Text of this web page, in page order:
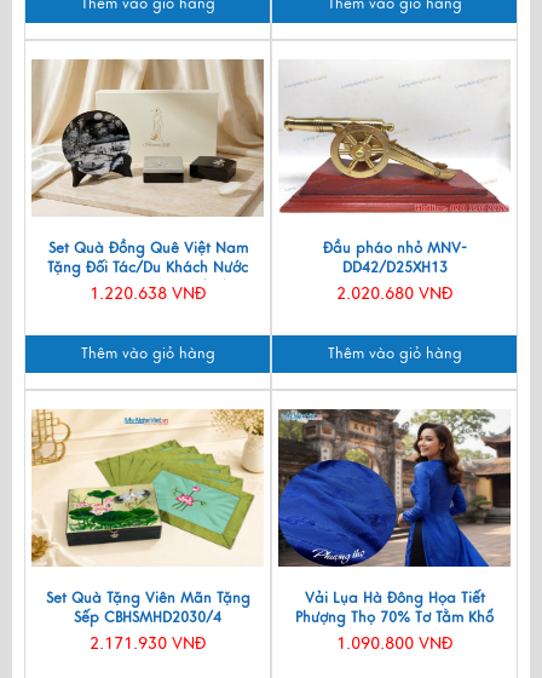
Set Quà Đồng Quê Việt Nam
Tặng Đối Tác/Du Khách Nước
Ngoài - Đĩa Sơn Mài/ Hộp
1.220.638 VNĐ
Thêm vào giỏ hàng
Đầu pháo nhỏ MNV-
DD42/D25XH13
2.020.680 VNĐ
Thêm vào giỏ hàng
Set Quà Tặng Viên Mãn Tặng
Sếp CBHSMHD2030/4
2.171.930 VNĐ
Vải Lụa Hà Đông Họa Tiết
Phượng Thọ 70% Tơ Tằm Khổ
90cm MNV-LNL131
1.090.800 VNĐ